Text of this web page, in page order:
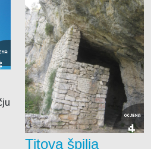
OCJENA
4
Titova špilja